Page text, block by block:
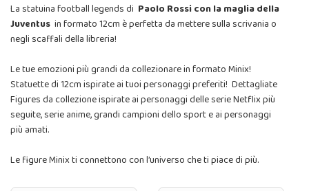
La statuina football legends di Paolo Rossi con la maglia della
Juventus in formato 12cm è perfetta da mettere sulla scrivania o
negli scaffali della libreria!
Le tue emozioni più grandi da collezionare in formato Minix!
Statuette di 12cm ispirate ai tuoi personaggi preferiti! Dettagliate
Figures da collezione ispirate ai personaggi delle serie Netflix più
seguite, serie anime, grandi campioni dello sport e ai personaggi
più amati.
Le figure Minix ti connettono con l’universo che ti piace di più.